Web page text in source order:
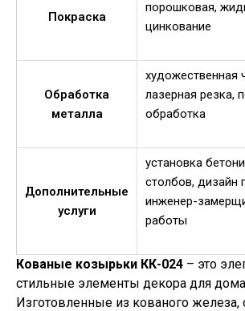
Покраска
порошковая,
цинкование
Обработка
металла
художественная
лазерная резка,
обработка
Дополнительные
услуги
установка
столбов, дизайн
инженер-
работы
Кованые козырьки КК-024 – это
стильные элементы декора для дома
Изготовленные из кованого